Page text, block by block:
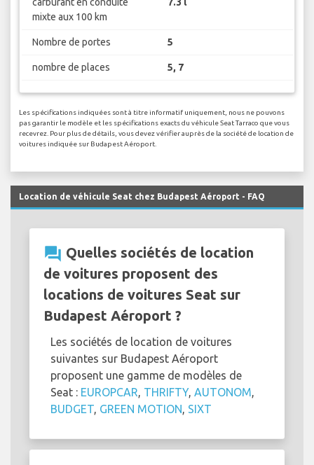
mixte aux 100 km
Nombre de portes 5
nombre de places 5, 7
Les spécifications indiquées sont à titre informatif uniquement, nous ne pouvons
pas garantir le modèle et les spécifications exacts du véhicule Seat Tarraco que vous
recevrez. Pour plus de détails, vous devez vérifier auprès de la société de location de
voitures indiquée sur Budapest Aéroport.
Location de véhicule Seat chez Budapest Aéroport - FAQ
question_answer Quelles sociétés de location
de voitures proposent des
locations de voitures Seat sur
Budapest Aéroport ?
Les sociétés de location de voitures
suivantes sur Budapest Aéroport
proposent une gamme de modèles de
Seat : EUROPCAR, THRIFTY, AUTONOM,
BUDGET, GREEN MOTION, SIXT